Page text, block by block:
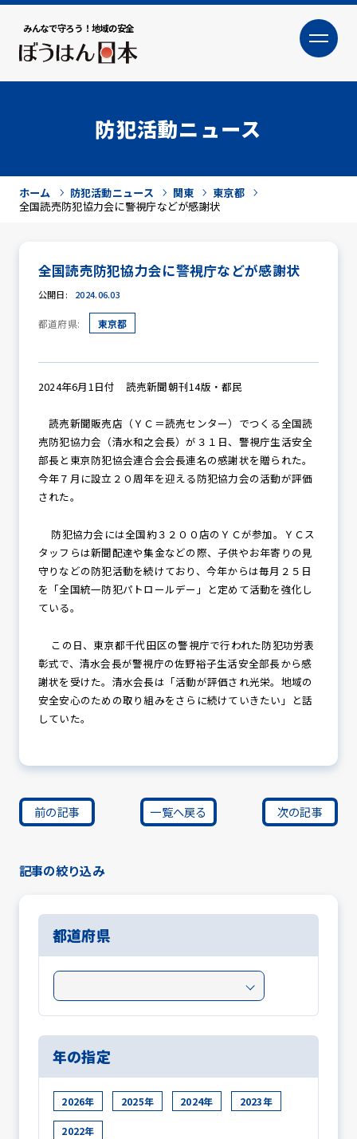
みんなで守ろう！地域の安全
大
防犯パトロール
防犯セミナー
防犯対策情報
防犯活動ニュース
ホーム 防犯活動ニュース 関東
東京都
全国読売防犯協力会に警視庁などが感謝状
全国読売防犯協力会に警視庁などが感謝状
公開日: 2024.06.03
都道府県: 東京都
2024年6月1日付 読売新聞朝刊14版・都民
読売新聞販売店（ＹＣ＝読売センター）でつくる全国読
売防犯協力会（清水和之会長）が３１日、警視庁生活安全
部長と東京防犯協会連合会会長連名の感謝状を贈られた。
今年７月に設立２０周年を迎える防犯協力会の活動が評価
された。
防犯協力会には全国約３２００店のＹＣが参加。ＹＣス
タッフらは新聞配達や集金などの際、子供やお年寄りの見
守りなどの防犯活動を続けており、今年からは毎月２５日
を「全国統一防犯パトロールデー」と定めて活動を強化し
ている。
この日、東京都千代田区の警視庁で行われた防犯功労表
彰式で、清水会長が警視庁の佐野裕子生活安全部長から感
謝状を受けた。清水会長は「活動が評価され光栄。地域の
安全安心のための取り組みをさらに続けていきたい」と話
していた。
前の記事 一覧へ戻る 次の記事
記事の絞り込み
都道府県
年の指定
2026年 2025年 2024年 2023年
2022年